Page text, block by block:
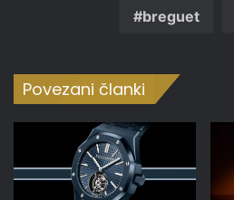
breguet
Povezani članki